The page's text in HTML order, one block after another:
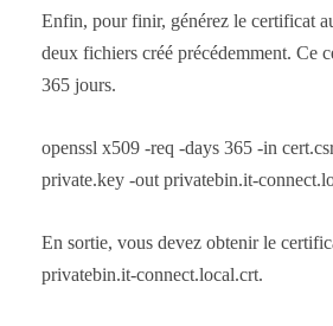
Enfin, pour finir, générez le certificat
deux fichiers créé précédemment. Ce
365 jours.
openssl x509 -req -days 365 -in
private.key -out privatebin.it-
En sortie, vous devez obtenir le
privatebin.it-connect.local.crt.